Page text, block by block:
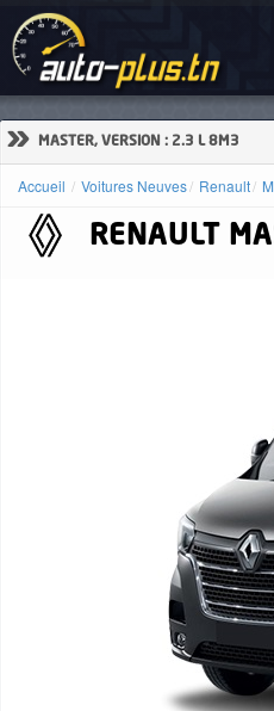
» MASTER, VERSION : 2.3 L 8M3
Accueil Voitures Neuves Renault
RENAULT